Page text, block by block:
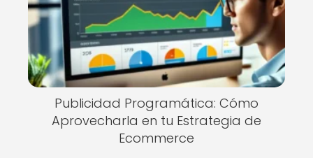
Publicidad Programática: Cómo
Aprovecharla en tu Estrategia de
Ecommerce